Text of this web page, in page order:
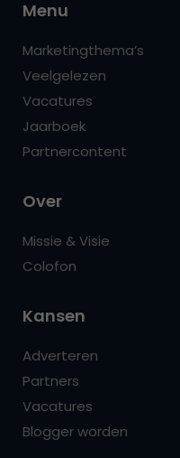
Menu
Marketingthema’s
Veelgelezen
Vacatures
Jaarboek
Partnercontent
Over
Missie & Visie
Colofon
Kansen
Adverteren
Partners
Vacatures
Blogger worden